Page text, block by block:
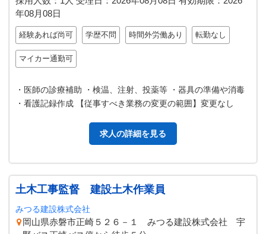
年08月08日
経験あれば尚可 学歴不問 時間外労働あり 転勤なし
マイカー通勤可
・医師の診療補助 ・検温、注射、投薬等 ・器具の準備や消毒
・看護記録作成 【従事すべき業務の変更の範囲】変更なし
求人の詳細を見る
土木工事監督 建設土木作業員
みつる建設株式会社
岡山県赤磐市正崎５２６－１ みつる建設株式会社 宇